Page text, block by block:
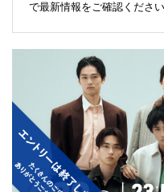
で最新情報をご確認ください